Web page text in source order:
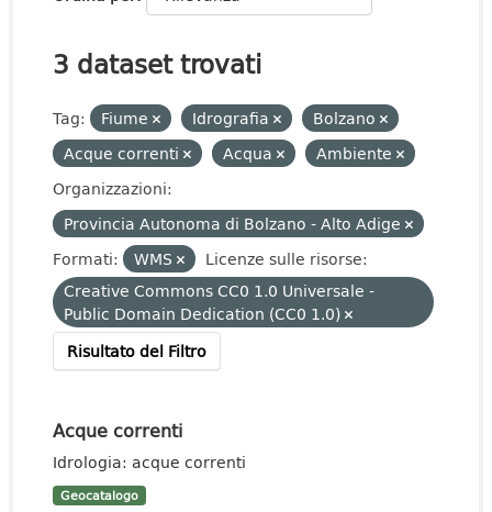
3 dataset trovati
Tag: Fiume Idrografia
Bolzano
Acque correnti
Acqua
Ambiente
Organizzazioni:
Provincia Autonoma di Bolzano - Alto Adige
Formati:
WMS
Licenze sulle risorse:
Creative Commons CC0 1.0 Universale -
Public Domain Dedication (CC0 1.0)
Risultato del Filtro
Acque correnti
Idrologia: acque correnti
Geocatalogo